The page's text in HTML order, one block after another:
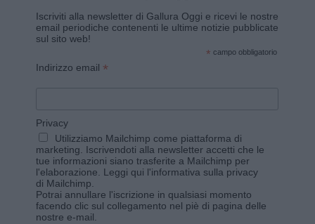
Iscriviti alla newsletter di Gallura Oggi e ricevi le nostre
email periodiche contenenti le ultime notizie pubblicate
sul sito web!
* campo obbligatorio
Indirizzo email *
Privacy
Utilizziamo Mailchimp come piattaforma di
marketing. Iscrivendoti alla newsletter accetti che le
tue informazioni siano trasferite a Mailchimp per
l'elaborazione. Leggi qui l'informativa sulla privacy
di Mailchimp.
Potrai annullare l'iscrizione in qualsiasi momento
facendo clic sul collegamento nel piè di pagina delle
nostre e-mail.